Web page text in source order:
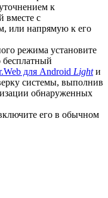
к
вместе с
или напрямую к его
режима установите
бесплатный
для Android Lightи
системы, выполнив
обнаруженных
его в обычном